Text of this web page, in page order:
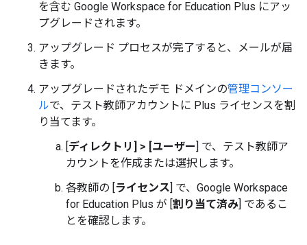
を含む Google Workspace for Education Plus にアッ
プグレードされます。
アップグレード プロセスが完了すると、メールが届
きます。
アップグレードされたデモ ドメインの管理コンソー
ルで、テスト教師アカウントに Plus ライセンスを割
り当てます。
[ディレクトリ] > [ユーザー] で、テスト教師ア
カウントを作成または選択します。
各教師の [ライセンス] で、Google Workspace
for Education Plus が [割り当て済み] であるこ
とを確認します。